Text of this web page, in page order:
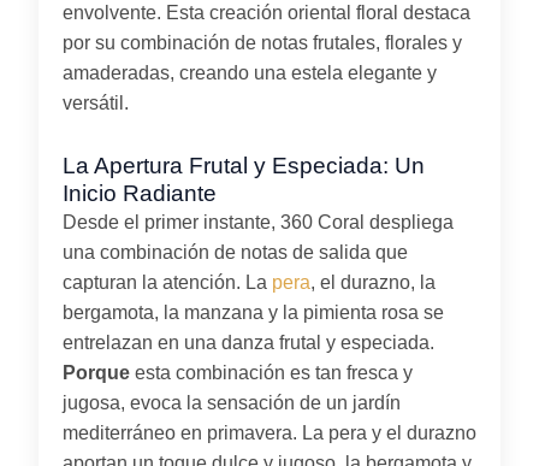
envolvente. Esta creación oriental floral destaca
por su combinación de notas frutales, florales y
amaderadas, creando una estela elegante y
versátil.
La Apertura Frutal y Especiada: Un
Inicio Radiante
Desde el primer instante, 360 Coral despliega
una combinación de notas de salida que
capturan la atención. La pera, el durazno, la
bergamota, la manzana y la pimienta rosa se
entrelazan en una danza frutal y especiada.
Porque esta combinación es tan fresca y
jugosa, evoca la sensación de un jardín
mediterráneo en primavera. La pera y el durazno